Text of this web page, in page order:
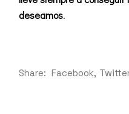
deseamos.
Share: Facebook